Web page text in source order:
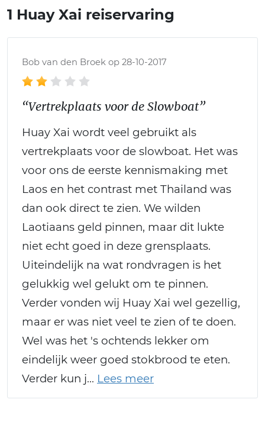
1 Huay Xai reiservaring
Bob van den Broek op 28-10-2017
“Vertrekplaats voor de Slowboat”
Huay Xai wordt veel gebruikt als
vertrekplaats voor de slowboat. Het was
voor ons de eerste kennismaking met
Laos en het contrast met Thailand was
dan ook direct te zien. We wilden
Laotiaans geld pinnen, maar dit lukte
niet echt goed in deze grensplaats.
Uiteindelijk na wat rondvragen is het
gelukkig wel gelukt om te pinnen.
Verder vonden wij Huay Xai wel gezellig,
maar er was niet veel te zien of te doen.
Wel was het 's ochtends lekker om
eindelijk weer goed stokbrood te eten.
Verder kun j